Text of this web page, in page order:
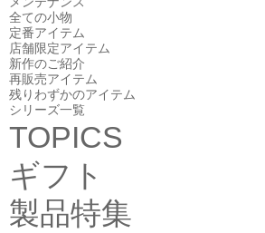
全ての小物
定番アイテム
店舗限定アイテム
新作のご紹介
再販売アイテム
残りわずかのアイテム
シリーズ一覧
TOPICS
ギフト
製品特集